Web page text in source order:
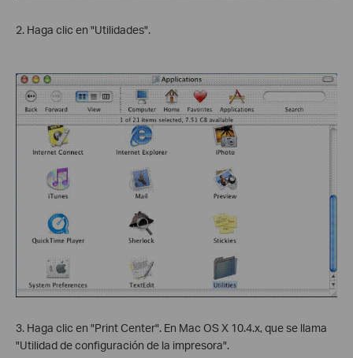
2. Haga clic en "Utilidades".
3. Haga clic en "Print Center". En Mac OS X 10.4.x, que se llama
"Utilidad de configuración de la impresora".